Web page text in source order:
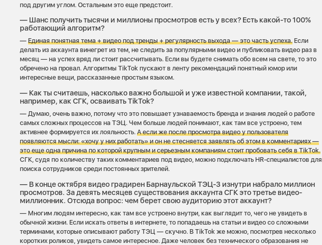
под другим углом. Остальным это еще предстоит.
— Шанс получить тысячи и миллионы просмотров есть у всех? Есть какой-то 100%
работающий алгоритм?
—Единая понятная тема + видео под тренды + регулярность выхода — это часть успеха. Если
делать из аккаунта винегрет из тем, не следить за популярными видео и публиковать видео раз в
месяц — на успех вряд ли стоит рассчитывать. Если вы будете снимать обо всем на свете, то это
обречено на провал. Алгоритмы TikTok пускают в ленту рекомендаций понятный юмор или
интересные вещи, рассказанные простым языком.
— Как ты считаешь, насколько важно большой и уже известной компании, такой,
например, как СГК, осваивать TikTok?
— Думаю, очень важно, потому что это повышает узнаваемость бренда и знания людей о работе
самых сложных процессов на ТЭЦ. Чем больше людей понимают, как там все устроено, тем
активнее формируется их лояльность.А если же после просмотра видео у пользователя
появляются мысли: «хочу у них работать» и он не стесняется заявлять об этом в комментариях —
это еще одна причина по которой крупным и серьезным компаниям стоит пробовать себя в TikTok.
СГК, судя по количеству таких комментариев под видео, можно подключать HR-специалистов для
поиска сотрудников среди постоянных зрителей.
— В конце октября видео градирен Барнаульской ТЭЦ-3 изнутри набрало миллион
просмотров. За девять месяцев существования аккаунта СГК это третье видео-
миллионник. Отсюда вопрос: чем берет свою аудиторию этот аккаунт?
— Многим людям интересно, как там все устроено внутри, как выглядит то, чего не увидеть в
обычной жизни. Если искать ответы в интернете, то попадаешь на статьи и видео со сложными
терминами, которые описывают работу ТЭЦ — скучно. В TikTok же можно, посмотрев несколько
коротких роликов, увидеть самое интересное. Даже человек без технического образования не